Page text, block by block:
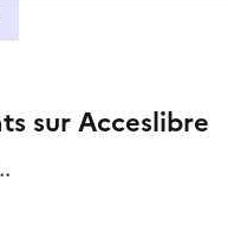
sur Acceslibre